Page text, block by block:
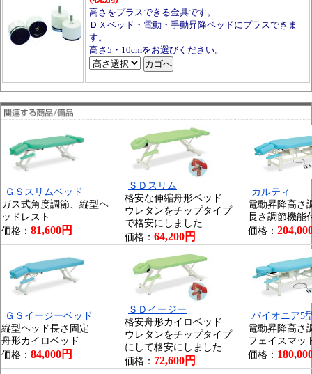
高さをプラスできる金具です。
ＤＸベッド・電動・手動昇降ベッドにプラスできま
す。
高さ5・10cmをお選びください。
ＧＳスリムベッド
ガス式角度調節、縦型ヘ
ッドレスト
価格： 81,600円
ＳＤスリム
格安な伸縮舟形ベッド
ウレタンをチップタイプ
で格安にしました
価格： 64,200円
カルティ
電動昇降高さ
長さ調節機能
価格：
ＧＳイージーベッド
縦型ヘッド長さ固定
舟形カイロベッド
価格： 84,000円
ＳＤイージー
格安舟形カイロベッド
ウレタンをチップタイプ
にして格安にしました
価格： 72,600円
パイオニア5
電動昇降高さ
フェイスマッ
価格：